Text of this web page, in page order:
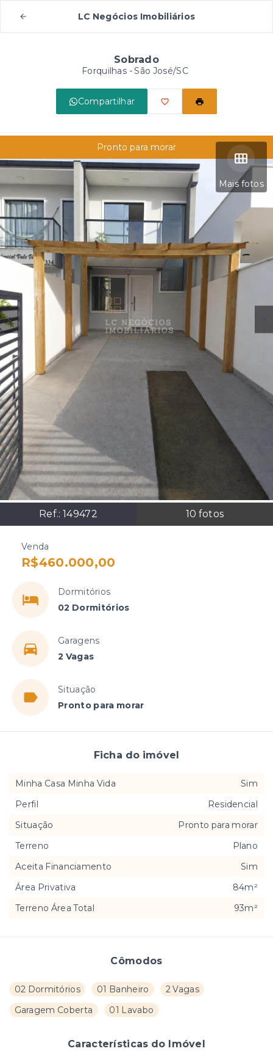
LC Negócios Imobiliários
Sobrado
Forquilhas - São José/SC
Compartilhar
Mais fotos
Ref.:149472 10 fotos
Pronto para morar
Venda
R$460.000,00
Dormitórios
02 Dormitórios
Garagens
2 Vagas
Situação
Pronto para morar
Cômodos
02 Dormitórios 01 Banheiro
2 Vagas
Garagem Coberta
01 Lavabo
Características do Imóvel
Ficha do imóvel
Minha Casa Minha Vida
Sim
Perfil
Residencial
Situação
Pronto para morar
Terreno
Plano
Aceita Financiamento
Sim
Área Privativa
84m²
Terreno Área Total
93m²